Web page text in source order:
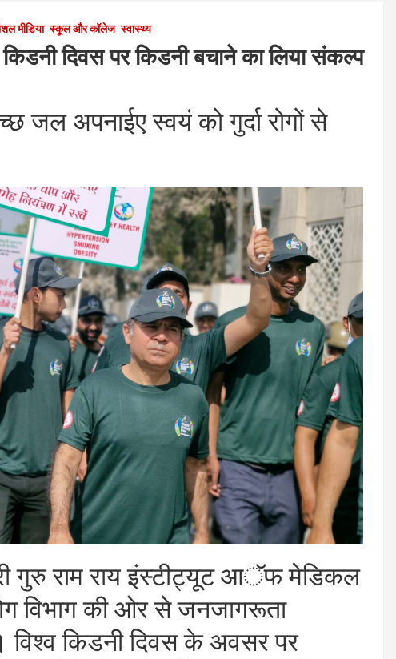
मीडिया स्कूल और कॉलेज स्वास्थ्य
दिवस पर किडनी बचाने का लिया संकल्प
जल अपनाईए स्वयं को गुर्दा रोगों से
गुरु राम राय इंस्टीट्यूट आॅफ मेडिकल
विभाग की ओर से जनजागरूता
विश्व किडनी दिवस के अवसर पर